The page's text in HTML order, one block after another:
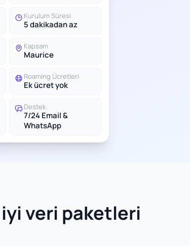
Kurulum Süresi
5 dakikadan az
Kapsam
Maurice
Roaming Ücretleri
Ek ücret yok
Destek
7/24 Email &
WhatsApp
iyi veri paketleri